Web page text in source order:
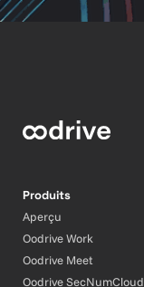
Produits
Aperçu
Oodrive Work
Oodrive Meet
Oodrive SecNumCloud